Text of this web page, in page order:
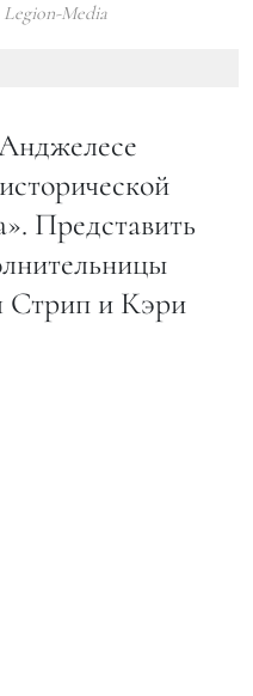
Legion-Media
Представить
Стрип и Кэри